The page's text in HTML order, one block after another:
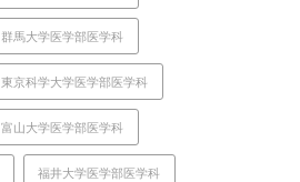
群馬大学医学部医学科
東京科学大学医学部医学科
富山大学医学部医学科
福井大学医学部医学科